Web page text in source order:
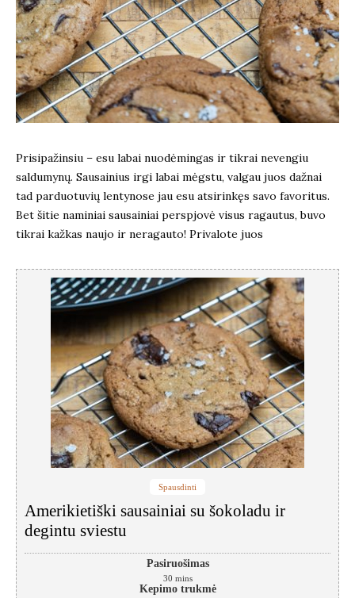
Prisipažinsiu – esu labai nuodėmingas ir tikrai nevengiu
saldumynų. Sausainius irgi labai mėgstu, valgau juos dažnai
tad parduotuvių lentynose jau esu atsirinkęs savo favoritus.
Bet šitie naminiai sausainiai perspjovė visus ragautus, buvo
tikrai kažkas naujo ir neragauto! Privalote juos
Spausdinti
Amerikietiški sausainiai su šokoladu ir
degintu sviestu
Pasiruošimas
30 mins
Kepimo trukmė